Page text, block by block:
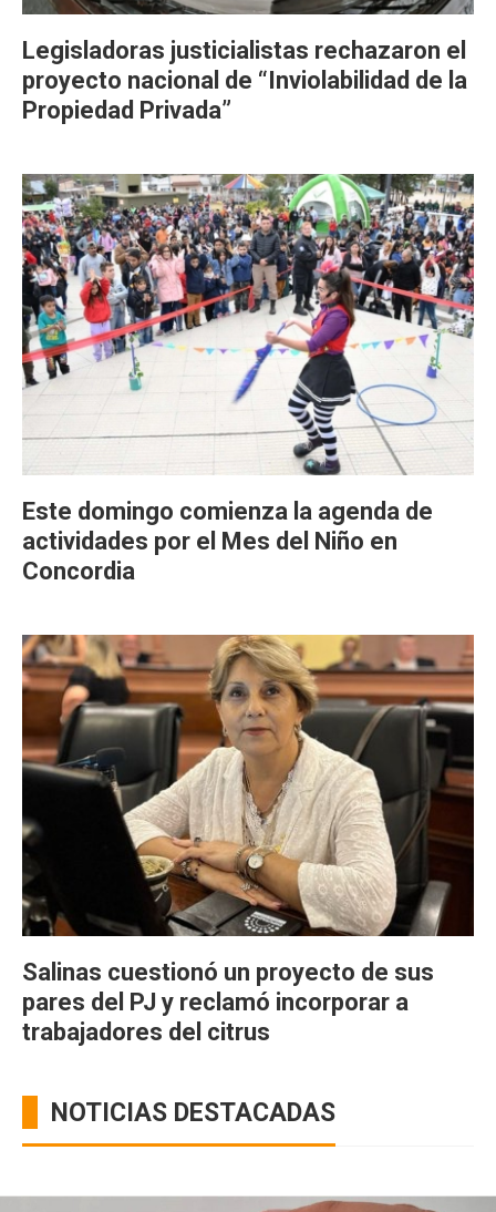
Legisladoras justicialistas rechazaron el
proyecto nacional de “Inviolabilidad de la
Propiedad Privada”
Este domingo comienza la agenda de
actividades por el Mes del Niño en
Concordia
Salinas cuestionó un proyecto de sus
pares del PJ y reclamó incorporar a
trabajadores del citrus
NOTICIAS DESTACADAS